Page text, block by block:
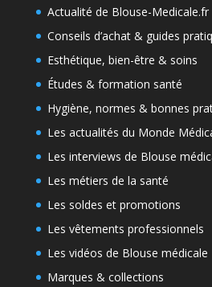
Actualité de Blouse-Medicale.fr
Conseils d’achat & guides
Esthétique, bien-être & soins
Études & formation santé
Hygiène, normes & bonnes
Les actualités du Monde
Les interviews de Blouse
Les métiers de la santé
Les soldes et promotions
Les vêtements professionnels
Les vidéos de Blouse médicale
Marques & collections